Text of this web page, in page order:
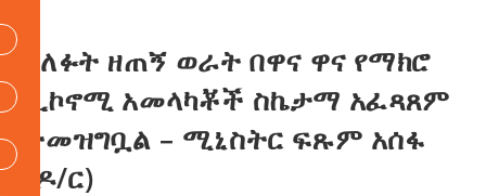
ባለፉት ዘጠኝ ወራት በዋና ዋና የማክሮ
ኢኮኖሚ አመላካቾች ስኬታማ አፈጻጸም
ተመዝግቧል – ሚኒስትር ፍጹም አሰፋ
(ዶ/ር)